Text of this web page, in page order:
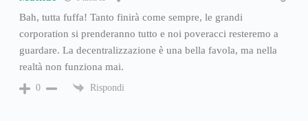
Bah, tutta fuffa! Tanto finirà come sempre, le grandi
corporation si prenderanno tutto e noi poveracci resteremo a
guardare. La decentralizzazione è una bella favola, ma nella
realtà non funziona mai.
0 Rispondi